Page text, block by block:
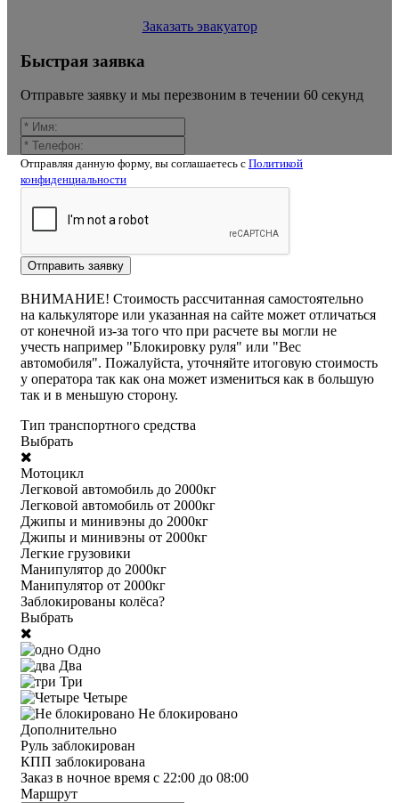
Заказать эвакуатор
Быстрая заявка
Отправьте заявку и мы перезвоним в течении 60 секунд
Отправляя данную форму, вы соглашаетесь c Политикой
конфиденциальности
Отправить заявку
Калькулятор расчёта стоимости
эвакуатора деньково
ВНИМАНИЕ! Стоимость рассчитанная самостоятельно
на калькуляторе или указанная на сайте может отличаться
от конечной из-за того что при расчете вы могли не
учесть например "Блокировку руля" или "Вес
автомобиля". Пожалуйста, уточняйте итоговую стоимость
у оператора так как она может измениться как в большую
так и в меньшую сторону.
Тип транспортного средства
Выбрать
Мотоцикл
Легковой автомобиль до 2000кг
Легковой автомобиль от 2000кг
Джипы и минивэны до 2000кг
Джипы и минивэны от 2000кг
Легкие грузовики
Манипулятор до 2000кг
Манипулятор от 2000кг
Заблокированы колёса?
Выбрать
Одно
Два
Три
Четыре
Не блокировано
Дополнительно
Руль заблокирован
КПП заблокирована
Заказ в ночное время с 22:00 до 08:00
Маршрут